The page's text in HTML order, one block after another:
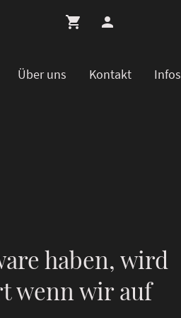
Über uns Kontakt Infos
haben, wird
wenn wir auf